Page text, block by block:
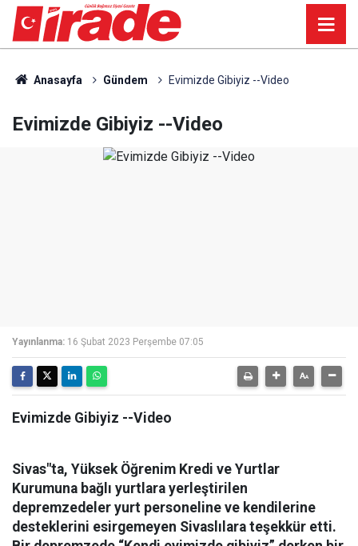
Anasayfa Gündem Evimizde Gibiyiz --Video
Evimizde Gibiyiz --Video
Yayınlanma: 16 Şubat 2023 Perşembe 07:05
Evimizde Gibiyiz --Video
Sivas"ta, Yüksek Öğrenim Kredi ve Yurtlar
Kurumuna bağlı yurtlara yerleştirilen
depremzedeler yurt personeline ve kendilerine
desteklerini esirgemeyen Sivaslılara teşekkür etti.